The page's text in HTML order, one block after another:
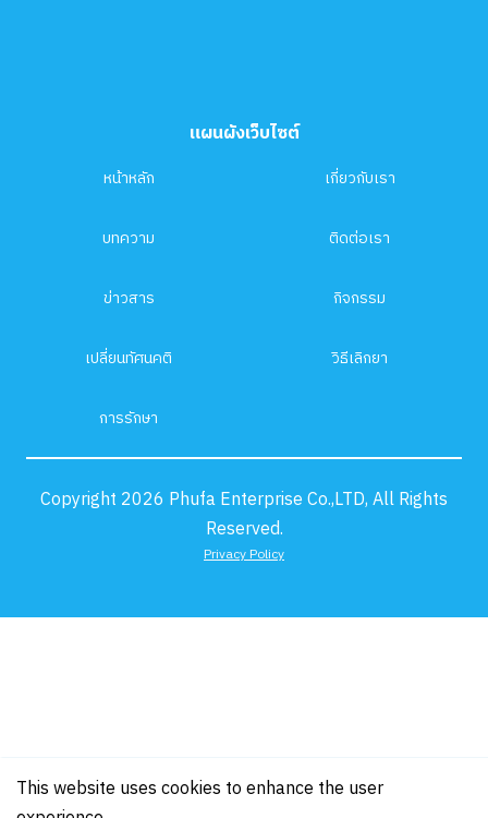
แผนผังเว็บไซต์
หน้าหลัก
บทความ
ข่าวสาร
เปลี่ยนทัศนคติ
การรักษา
เกี่ยวกับเรา
ติดต่อเรา
กิจกรรม
วิธีเลิกยา
Copyright 2026 Phufa Enterprise Co.,LTD, All Rights
Reserved.
Privacy Policy
This website uses cookies to enhance the user